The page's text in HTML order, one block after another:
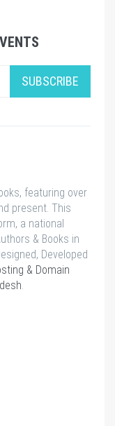
SUBSCRIBE
featuring over
present. This
a national
& Books in
Developed
& Domain